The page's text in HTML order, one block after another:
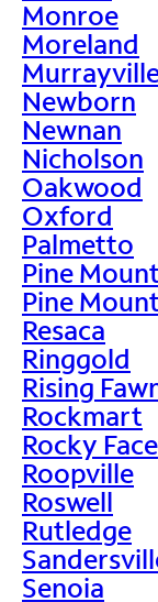
Monroe
Moreland
Newborn
Newnan
Nicholson
Oakwood
Oxford
Palmetto
Pine
Pine
Resaca
Ringgold
Rising
Rockmart
Rocky Face
Roopville
Roswell
Rutledge
Senoia